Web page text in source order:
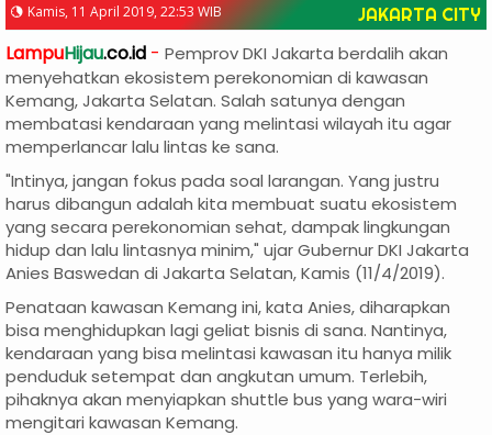
Kamis, 11 April 2019, 22:53 WIB JAKARTA CITY
LampuHijau.co.id - Pemprov DKI Jakarta berdalih akan
menyehatkan ekosistem perekonomian di kawasan
Kemang, Jakarta Selatan. Salah satunya dengan
membatasi kendaraan yang melintasi wilayah itu agar
memperlancar lalu lintas ke sana.
"Intinya, jangan fokus pada soal larangan. Yang justru
harus dibangun adalah kita membuat suatu ekosistem
yang secara perekonomian sehat, dampak lingkungan
hidup dan lalu lintasnya minim," ujar Gubernur DKI Jakarta
Anies Baswedan di Jakarta Selatan, Kamis (11/4/2019).
Penataan kawasan Kemang ini, kata Anies, diharapkan
bisa menghidupkan lagi geliat bisnis di sana. Nantinya,
kendaraan yang bisa melintasi kawasan itu hanya milik
penduduk setempat dan angkutan umum. Terlebih,
pihaknya akan menyiapkan shuttle bus yang wara-wiri
mengitari kawasan Kemang.